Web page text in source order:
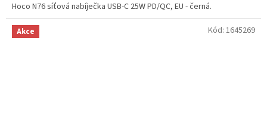
Hoco N76 síťová nabíječka USB-C 25W PD/QC, EU - černá.
Akce Kód: 1645269